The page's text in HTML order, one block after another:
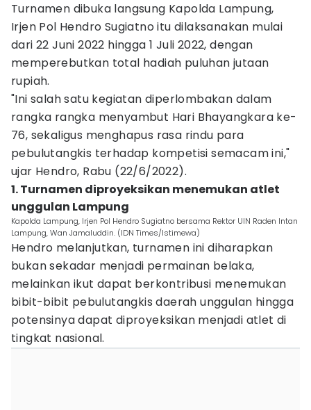
Turnamen dibuka langsung Kapolda Lampung,
Irjen Pol Hendro Sugiatno itu dilaksanakan mulai
dari 22 Juni 2022 hingga 1 Juli 2022, dengan
memperebutkan total hadiah puluhan jutaan
rupiah.
"Ini salah satu kegiatan diperlombakan dalam
rangka rangka menyambut Hari Bhayangkara ke-
76, sekaligus menghapus rasa rindu para
pebulutangkis terhadap kompetisi semacam ini,"
ujar Hendro, Rabu (22/6/2022).
1. Turnamen diproyeksikan menemukan atlet
unggulan Lampung
Kapolda Lampung, Irjen Pol Hendro Sugiatno bersama Rektor UIN Raden Intan
Lampung, Wan Jamaluddin. (IDN Times/Istimewa)
Hendro melanjutkan, turnamen ini diharapkan
bukan sekadar menjadi permainan belaka,
melainkan ikut dapat berkontribusi menemukan
bibit-bibit pebulutangkis daerah unggulan hingga
potensinya dapat diproyeksikan menjadi atlet di
tingkat nasional.